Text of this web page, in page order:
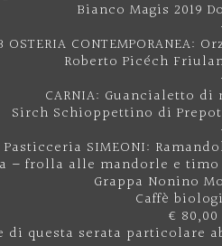
Bianco Magis 2019
OSTERIA
Roberto Picéch
CARNIA: Guancialetto
Sirch Schioppettino di
SIMEONI:
– frolla alle mandorle e
Grappa Nonino
Caffè
€
di questa serata particolare